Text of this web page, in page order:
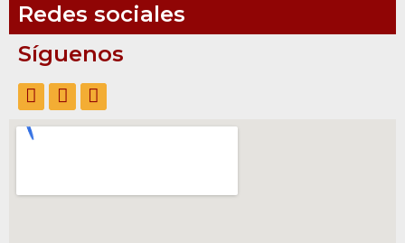
Redes sociales
Síguenos